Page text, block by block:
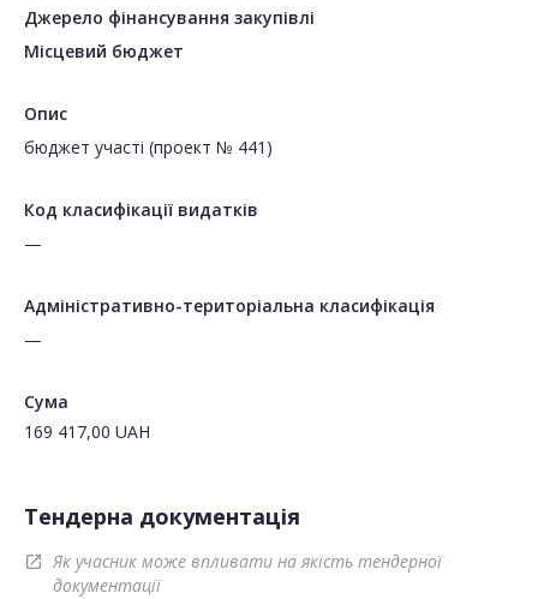
Джерело фінансування закупівлі
Місцевий бюджет
Опис
бюджет участі (проект № 441)
Код класифікації видатків
—
Адміністративно-територіальна класифікація
—
Сума
169 417,00 UAH
Тендерна документація
open_in_new
Як учасник може впливати на якість тендерної
документації